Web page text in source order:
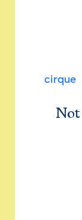
cirque